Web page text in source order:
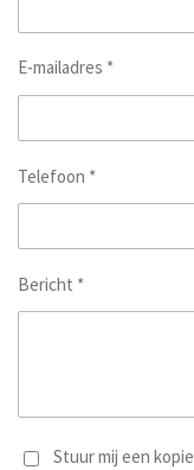
E-mailadres *
Telefoon *
Bericht *
Stuur mij een kopie